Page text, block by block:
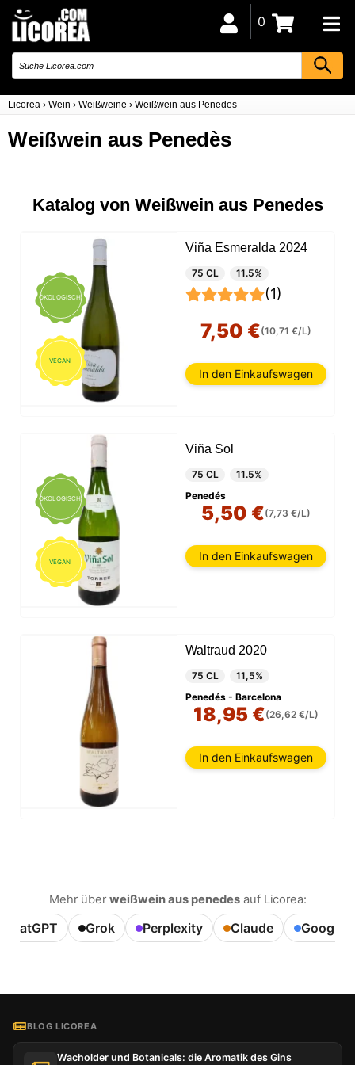
Licorea › Wein › Weißweine › Weißwein aus Penedes
0
Weißwein aus Penedès
Katalog von Weißwein aus Penedes
ÖKOLOGISCH
VEGAN
Viña Esmeralda 2024
75 CL 11.5%
(1)
7,50 €(10,71 €/L)
In den Einkaufswagen
ÖKOLOGISCH
VEGAN
Viña Sol
75 CL
11.5%
Penedés
5,50 €(7,73 €/L)
In den Einkaufswagen
Waltraud 2020
75 CL
11,5%
Penedés - Barcelona
18,95 €(26,62 €/L)
In den Einkaufswagen
Mehr über weißwein aus penedesauf Licorea:
ChatGPT Grok Perplexity Claude Google
BLOG LICOREA
Wacholder und Botanicals: die Aromatik des Gins